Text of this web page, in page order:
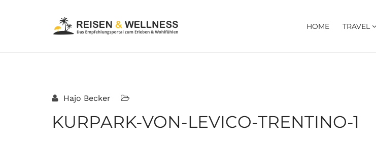
HOME TRAVEL
Hajo Becker
KURPARK-VON-LEVICO-TRENTINO-1